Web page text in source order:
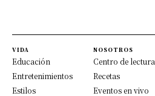
VIDA
Educación
Entretenimientos
Estilos
NOSOTROS
Centro de lectura
Recetas
Eventos en vivo